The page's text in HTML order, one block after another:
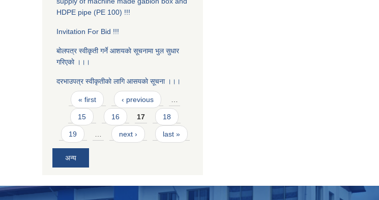
HDPE pipe (PE 100) !!!
Invitation For Bid !!!
बाेलपत्र स्वीकृती गर्ने आशयकाे सूचनामा भुल सुधार
गरिएकाे ।।।
दरभाउपत्र स्वीकृतीकाे लागि आसयकाे सूचना ।।।
Pages
« first ‹ previous
15 16 17 18
19 next › last »
अन्य